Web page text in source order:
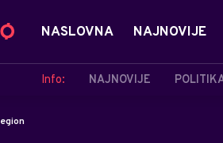
NASLOVNA NAJNOVIJE
Info: NAJNOVIJE